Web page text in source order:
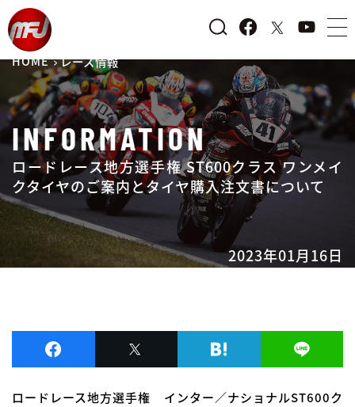
HOME レース情報
INFORMATION
ロードレース地方選手権 ST600クラス ワンメイ
クタイヤのご案内とタイヤ購入注文書について
2023年01月16日
ロードレース地方選手権 インター／ナショナルST600ク